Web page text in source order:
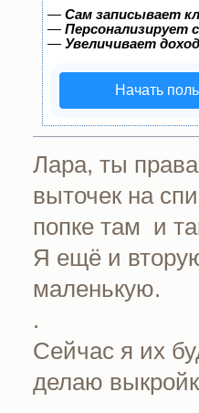
—Сам записывает
—Персонализирует
—Увеличивает
Начать
Лара, ты
выточек на
попке там и
Я ещё и
маленькую.
.
Сейчас я их
делаю